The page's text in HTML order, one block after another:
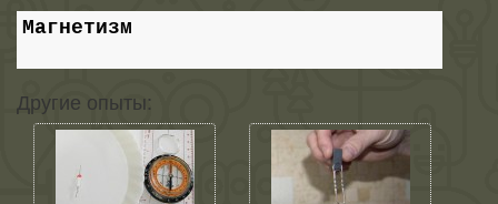
Магнетизм
Другие опыты: